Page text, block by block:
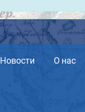
Новости О нас